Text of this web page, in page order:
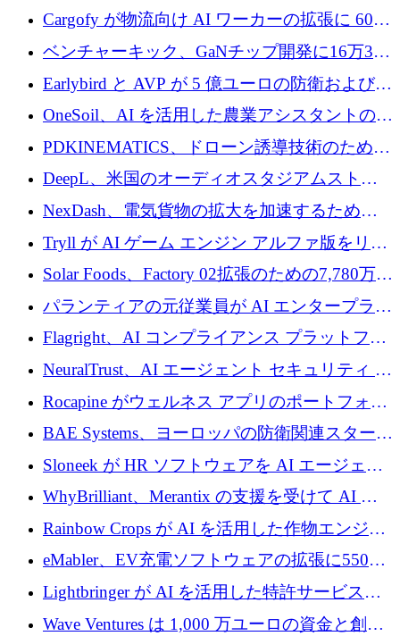
めに1,000万ユーロを調達
Cargofy が物流向け AI ワーカーの拡張に 600
万ドルを獲得
ベンチャーキック、GaNチップ開発に16万3千
ユーロでMinisaを支援
Earlybird と AVP が 5 億ユーロの防衛および二
重用途の成長基金である E2D を立ち上げる
OneSoil、AI を活用した農業アシスタントの拡
大に​​ 100 万ユーロを確保
PDKINEMATICS、ドローン誘導技術のために
200 万ユーロを調達
DeepL、米国のオーディオスタジアムストリ
ーミング事業Mixhaloを買収
NexDash、電気貨物の拡大を加速するために
EIT Urban Mobilityから250万ユーロを確保
Tryll が AI ゲーム エンジン アルファ版をリリ
ースし、60 万ドルのプレシード資金を確保
Solar Foods、Factory 02拡張のための7,780万ユ
ーロの資金調達パッケージを獲得
パランティアの元従業員が AI エンタープライ
ズ スタートアップの Conduct に 6,000 万ドル
を調達
Flagright、AI コンプライアンス プラットフォ
ームを拡張するためにシリーズ A で 1,250 万
ドルを確保
NeuralTrust、AI エージェント セキュリティ プ
ラットフォームの拡張に 2,000 万ドルを調達
Rocapine がウェルネス アプリのポートフォリ
オを拡大するためにシリーズ A で 1,300 万ド
ルを調達
BAE Systems、ヨーロッパの防衛関連スタート
アップの規模拡大を支援するために 5,000 万
ユーロの支援を開始
Sloneek が HR ソフトウェアを AI エージェン
トに変えるために 600 万ドルを調達
WhyBrilliant、Merantix の支援を受けて AI 求
人マッチングを拡大するために 100 万ユーロ
Rainbow Crops が AI を活用した作物エンジニ
アリングを拡張するために 970 万ユーロを調
eMabler、EV充電ソフトウェアの拡張に550万
ユーロを確保
Lightbringer が AI を活用した特許サービスを
拡大するために 1,000 万ドルを調達
Wave Ventures は 1,000 万ユーロの資金と創設